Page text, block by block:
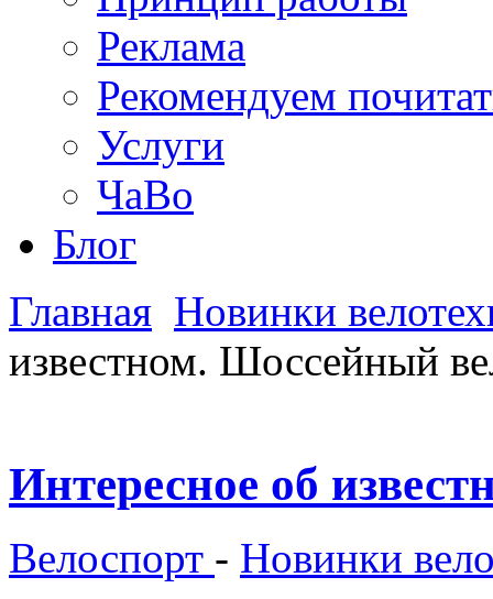
Реклама
Рекомендуем
Услуги
ЧаВо
Блог
Главная Новинки
известном. Шоссейный
Интересное об
Велоспорт - Новинки